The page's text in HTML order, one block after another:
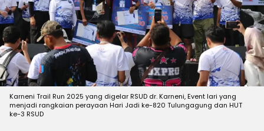
Karneni Trail Run 2025 yang digelar RSUD dr. Karneni, Event lari yang
menjadi rangkaian perayaan Hari Jadi ke-820 Tulungagung dan HUT
ke-3 RSUD